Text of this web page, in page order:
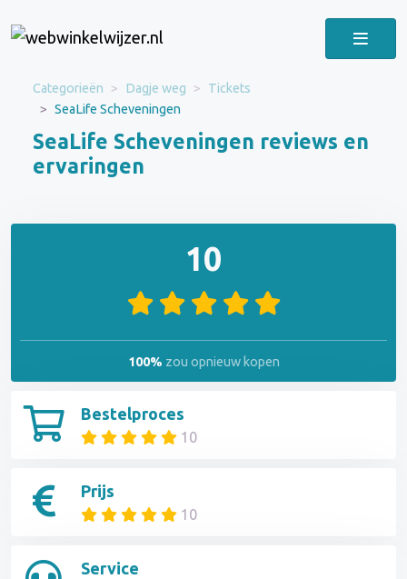
Categorieën Dagje weg
Tickets
SeaLife Scheveningen
SeaLife Scheveningen reviews en
ervaringen
Bestelproces
10
Prijs
10
Service
10
100% zou opnieuw kopen